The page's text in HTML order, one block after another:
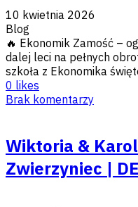
10 kwietnia 2026
Blog
🔥 Ekonomik Zamość –
dalej leci na pełnych
szkoła z Ekonomika
0 likes
Brak komentarzy
Wiktoria &
Zwierzyniec |